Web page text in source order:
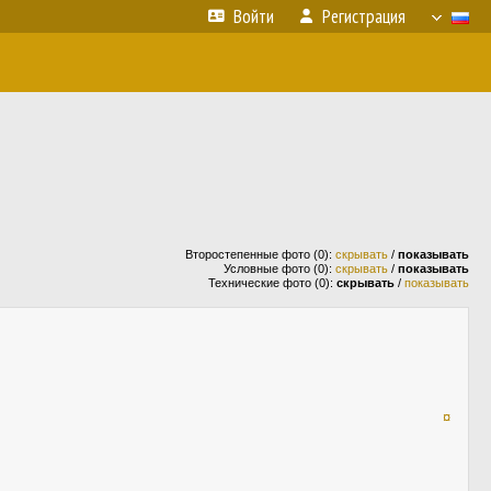
Войти Регистрация
Второстепенные фото (0): скрывать / показывать
Условные фото (0): скрывать / показывать
Технические фото (0): скрывать / показывать
¤